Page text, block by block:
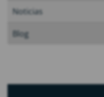
Noticias
Blog